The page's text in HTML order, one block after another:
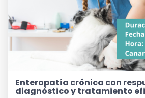
Enteropatía crónica con
diagnóstico y tratamiento